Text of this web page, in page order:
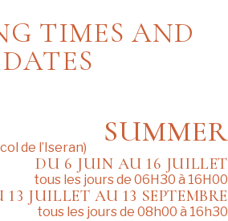
TIMES AND
DATES
SUMMER
de l’Iseran)
DU 6 JUIN AU 16 JUILLET
tous les jours de 06H30 à 16H00
13 JUILLET AU 13 SEPTEMBRE
tous les jours de 08h00 à 16h30